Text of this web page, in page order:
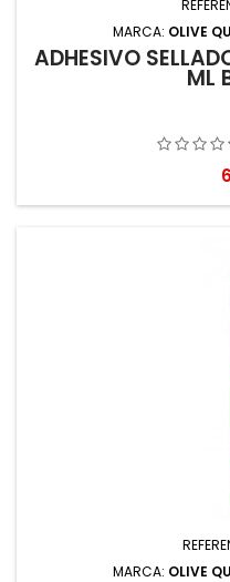
MARCA: OLIVE
ADHESIVO
ML
MARCA: OLIVE